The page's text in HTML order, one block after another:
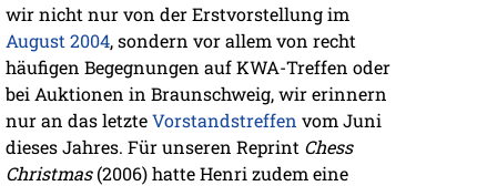
wir nicht nur von der Erstvorstellung im
August 2004, sondern vor allem von recht
häufigen Begegnungen auf KWA-Treffen oder
bei Auktionen in Braunschweig, wir erinnern
nur an das letzteVorstandstreffen vom Juni
dieses Jahres. Für unseren Reprint Chess
Christmas(2006) hatte Henri zudem eine